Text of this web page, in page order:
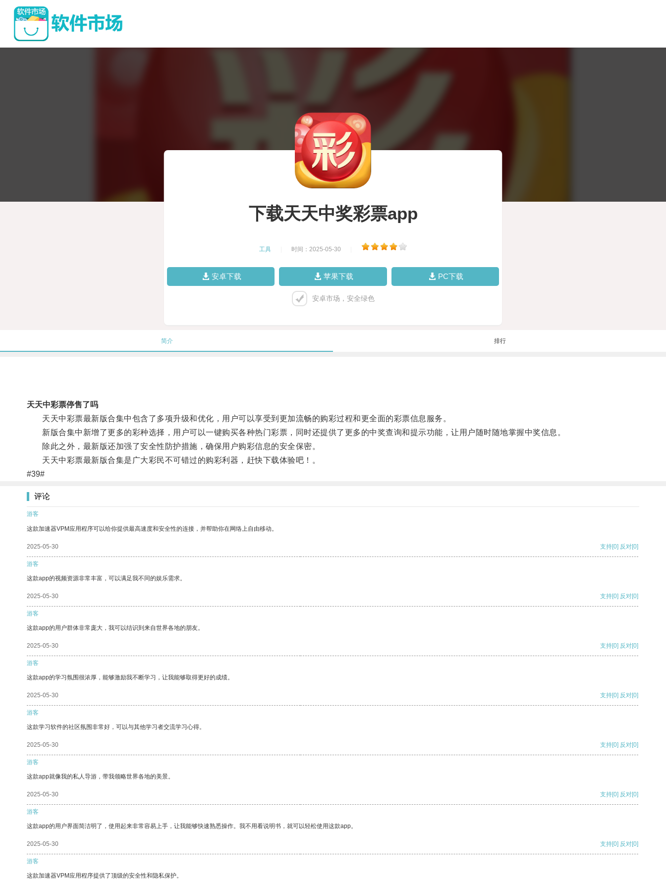
下载天天中奖彩票app
工具 时间：2025-05-30
安卓下载 苹果下载 PC下载
安卓市场，安全绿色
简介 排行
天天中彩票停售了吗
天天中彩票最新版合集中包含了多项升级和优化，用户可以享受到更加流畅的购彩过程和更全面的彩票信息服务。
新版合集中新增了更多的彩种选择，用户可以一键购买各种热门彩票，同时还提供了更多的中奖查询和提示功能，让用户随时随地掌握中奖信息。
除此之外，最新版还加强了安全性防护措施，确保用户购彩信息的安全保密。
天天中彩票最新版合集是广大彩民不可错过的购彩利器，赶快下载体验吧！。
#39#
评论
游客
这款加速器VPM应用程序可以给你提供最高速度和安全性的连接，并帮助你在网络上自由移动。
2025-05-30 支持[0] 反对[0]
游客
这款app的视频资源非常丰富，可以满足我不同的娱乐需求。
2025-05-30 支持[0] 反对[0]
游客
这款app的用户群体非常庞大，我可以结识到来自世界各地的朋友。
2025-05-30 支持[0] 反对[0]
游客
这款app的学习氛围很浓厚，能够激励我不断学习，让我能够取得更好的成绩。
2025-05-30 支持[0] 反对[0]
游客
这款学习软件的社区氛围非常好，可以与其他学习者交流学习心得。
2025-05-30 支持[0] 反对[0]
游客
这款app就像我的私人导游，带我领略世界各地的美景。
2025-05-30 支持[0] 反对[0]
游客
这款app的用户界面简洁明了，使用起来非常容易上手，让我能够快速熟悉操作。我不用看说明书，就可以轻松使用这款app。
2025-05-30 支持[0] 反对[0]
游客
这款加速器VPM应用程序提供了顶级的安全性和隐私保护。